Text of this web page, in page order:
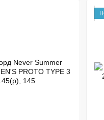
гірськими схилами.
Змішаний прогин
яким рівнем катання.